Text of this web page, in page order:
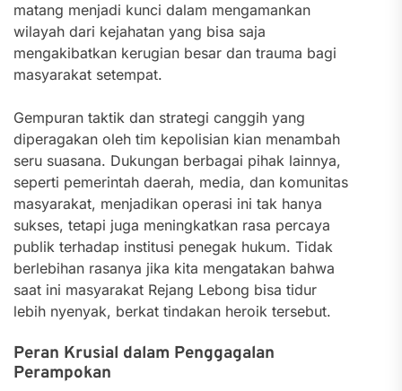
matang menjadi kunci dalam mengamankan
wilayah dari kejahatan yang bisa saja
mengakibatkan kerugian besar dan trauma bagi
masyarakat setempat.
Gempuran taktik dan strategi canggih yang
diperagakan oleh tim kepolisian kian menambah
seru suasana. Dukungan berbagai pihak lainnya,
seperti pemerintah daerah, media, dan komunitas
masyarakat, menjadikan operasi ini tak hanya
sukses, tetapi juga meningkatkan rasa percaya
publik terhadap institusi penegak hukum. Tidak
berlebihan rasanya jika kita mengatakan bahwa
saat ini masyarakat Rejang Lebong bisa tidur
lebih nyenyak, berkat tindakan heroik tersebut.
Peran Krusial dalam Penggagalan
Perampokan